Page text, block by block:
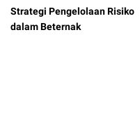
Strategi Pengelolaan Risiko
dalam Beternak